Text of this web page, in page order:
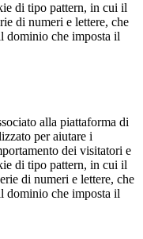
di tipo pattern, in cui il
di numeri e lettere, che
dominio che imposta il
alla piattaforma di
per aiutare i
dei visitatori e
di tipo pattern, in cui il
di numeri e lettere, che
dominio che imposta il